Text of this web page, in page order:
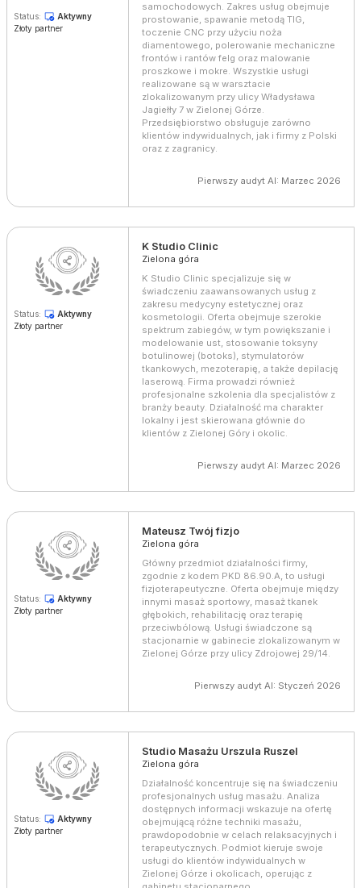
Status:
Aktywny
Złoty partner
samochodowych. Zakres usług obejmuje
prostowanie, spawanie metodą TIG,
toczenie CNC przy użyciu noża
diamentowego, polerowanie mechaniczne
frontów i rantów felg oraz malowanie
proszkowe i mokre. Wszystkie usługi
realizowane są w warsztacie
zlokalizowanym przy ulicy Władysława
Jagiełły 7 w Zielonej Górze.
Przedsiębiorstwo obsługuje zarówno
klientów indywidualnych, jak i firmy z Polski
oraz z zagranicy.
Pierwszy audyt AI: Marzec 2026
Status:
Aktywny
Złoty partner
K Studio Clinic
Zielona góra
K Studio Clinic specjalizuje się w
świadczeniu zaawansowanych usług z
zakresu medycyny estetycznej oraz
kosmetologii. Oferta obejmuje szerokie
spektrum zabiegów, w tym powiększanie i
modelowanie ust, stosowanie toksyny
botulinowej (botoks), stymulatorów
tkankowych, mezoterapię, a także depilację
laserową. Firma prowadzi również
profesjonalne szkolenia dla specjalistów z
branży beauty. Działalność ma charakter
lokalny i jest skierowana głównie do
klientów z Zielonej Góry i okolic.
Pierwszy audyt AI: Marzec 2026
Status:
Aktywny
Złoty partner
Mateusz Twój fizjo
Zielona góra
Główny przedmiot działalności firmy,
zgodnie z kodem PKD 86.90.A, to usługi
fizjoterapeutyczne. Oferta obejmuje między
innymi masaż sportowy, masaż tkanek
głębokich, rehabilitację oraz terapię
przeciwbólową. Usługi świadczone są
stacjonarnie w gabinecie zlokalizowanym w
Zielonej Górze przy ulicy Zdrojowej 29/14.
Pierwszy audyt AI: Styczeń 2026
Status:
Aktywny
Złoty partner
Studio Masażu Urszula Ruszel
Zielona góra
Działalność koncentruje się na świadczeniu
profesjonalnych usług masażu. Analiza
dostępnych informacji wskazuje na ofertę
obejmującą różne techniki masażu,
prawdopodobnie w celach relaksacyjnych i
terapeutycznych. Podmiot kieruje swoje
usługi do klientów indywidualnych w
Zielonej Górze i okolicach, operując z